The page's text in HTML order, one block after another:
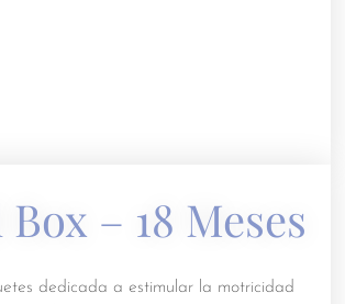
Box – 18 Meses
dedicada a estimular la motricidad